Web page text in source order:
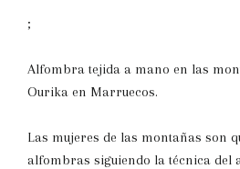
;
Alfombra tejida a mano en las
Ourika en Marruecos.
Las mujeres de las montañas son
alfombras siguiendo la técnica del